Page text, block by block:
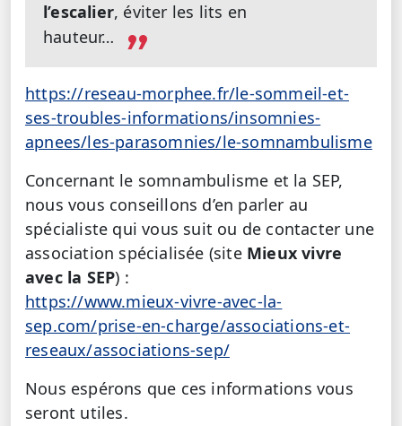
l’escalier, éviter les lits en
hauteur…
https://reseau-morphee.fr/le-sommeil-et-
ses-troubles-informations/insomnies-
apnees/les-parasomnies/le-somnambulisme
Concernant le somnambulisme et la SEP,
nous vous conseillons d’en parler au
spécialiste qui vous suit ou de contacter une
association spécialisée (site Mieux vivre
avec la SEP) :
https://www.mieux-vivre-avec-la-
sep.com/prise-en-charge/associations-et-
reseaux/associations-sep/
Nous espérons que ces informations vous
seront utiles.